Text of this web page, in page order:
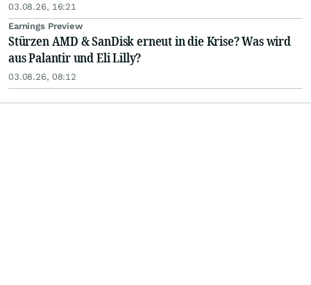
03.08.26, 16:21
Earnings Preview
Stürzen AMD & SanDisk erneut in die Krise? Was wird
aus Palantir und Eli Lilly?
03.08.26, 08:12